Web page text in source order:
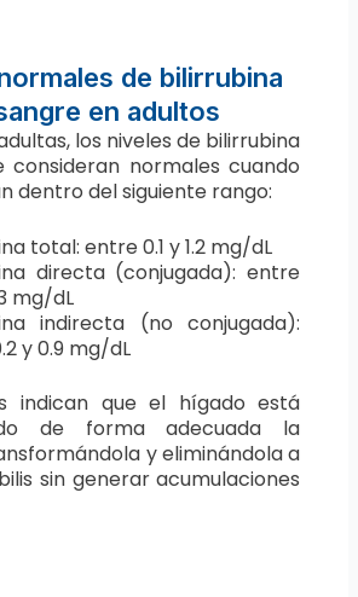
de bilirrubina
en adultos
los niveles de bilirrubina
consideran normales cuando
dentro del siguiente rango:
total: entre 0.1 y 1.2 mg/dL
directa (conjugada): entre
mg/dL
indirecta (no conjugada):
y 0.9 mg/dL
indican que el hígado está
de forma adecuada la
y eliminándola a
sin generar acumulaciones